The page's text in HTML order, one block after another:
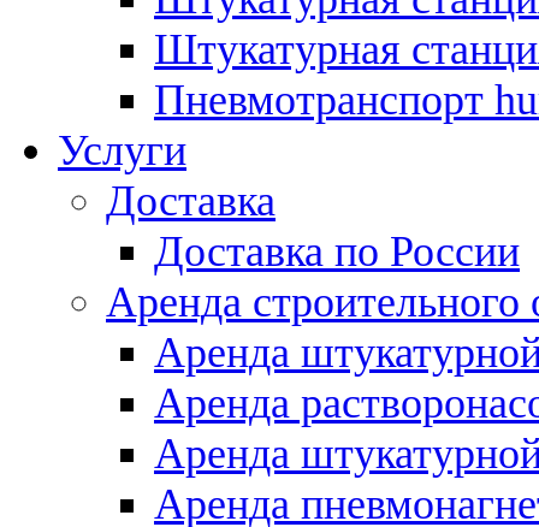
Штукатурная
Пневмотранспорт
Услуги
Доставка
Доставка по России
Аренда строительного
Аренда
Аренда
Аренда
Аренда